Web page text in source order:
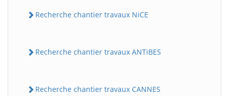
Recherche chantier travaux NiCE
Recherche chantier travaux ANTiBES
Recherche chantier travaux CANNES